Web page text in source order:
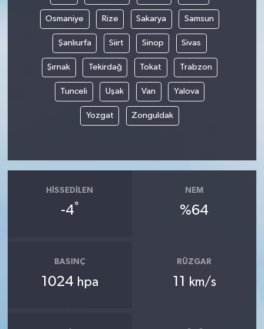
Osmaniye Rize Sakarya Samsun
Şanlıurfa Siirt Sinop Sivas
Şırnak Tekirdağ Tokat Trabzon
Tunceli Uşak Van Yalova
Yozgat Zonguldak
HISSEDILEN
-4°
NEM
%64
BASINÇ
1024 hpa
RÜZGAR
11 km/s